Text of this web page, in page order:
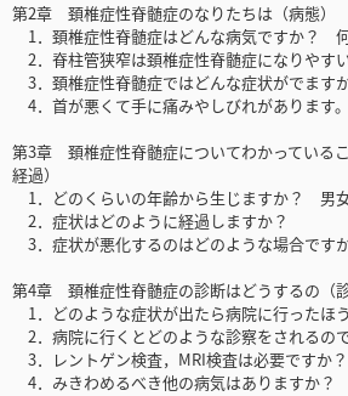
第2章 頚椎症性脊髄症のなりたちは（病態）
1．頚椎症性脊髄症はどんな病気ですか？
2．脊柱管狭窄は頚椎症性脊髄症になりやす
3．頚椎症性脊髄症ではどんな症状がでます
4．首が悪くて手に痛みやしびれがあります
第3章 頚椎症性脊髄症についてわかっている
経過）
1．どのくらいの年齢から生じますか？ 男
2．症状はどのように経過しますか？
3．症状が悪化するのはどのような場合です
第4章 頚椎症性脊髄症の診断はどうするの（診
1．どのような症状が出たら病院に行ったほ
2．病院に行くとどのような診察をされるの
3．レントゲン検査，MRI検査は必要ですか？
4．みきわめるべき他の病気はありますか？